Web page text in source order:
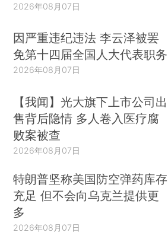
2026年08月07日
因严重违纪违法 李云泽被罢
免第十四届全国人大代表职务
2026年08月07日
【我闻】光大旗下上市公司出
售背后隐情 多人卷入医疗腐
败案被查
2026年08月07日
特朗普坚称美国防空弹药库存
充足 但不会向乌克兰提供更
多
2026年08月07日